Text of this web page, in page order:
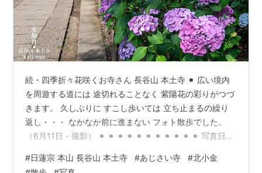
続・四季折々花咲くお寺さん 長谷山 本土寺 ⚫︎ 広い境内
を周遊する道には 途切れることなく 紫陽花の彩りがつづ
きます。 久しぶりに すこし歩いては 立ち止まるの繰り
返し・・・ なかなか前に進まない フォト散歩でした。
（6月11日・撮影） ⚫︎ ⚫︎ ⚫︎ ⚫︎ ⚫︎ ⚫︎ ⚫︎ ⚫︎ ⚫︎ ⚫︎ ⚫︎ 写真日記
式】2025年開設ブログ ランキング参加中写真・カメラ
#日蓮宗 本山 長谷山 本土寺 #あじさい寺 #北小金